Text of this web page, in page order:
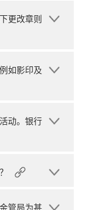
更改章则
如影印及
动。银行
管局为甚